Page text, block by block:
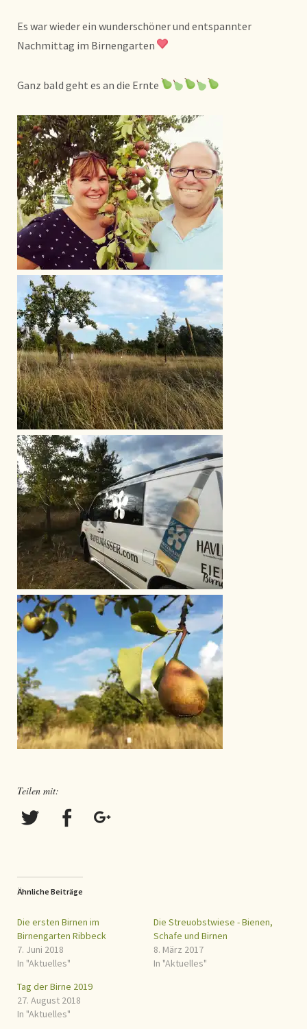
Es war wieder ein wunderschöner und entspannter
Nachmittag im Birnengarten
Ganz bald geht es an die Ernte
Teilen mit:
Ähnliche Beiträge
Die ersten Birnen im
Birnengarten Ribbeck
7. Juni 2018
In "Aktuelles"
Die Streuobstwiese - Bienen,
Schafe und Birnen
8. März 2017
In "Aktuelles"
Tag der Birne 2019
27. August 2018
In "Aktuelles"